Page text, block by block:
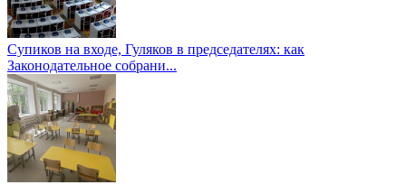
Супиков на входе, Гуляков в председателях: как
Законодательное собрани...